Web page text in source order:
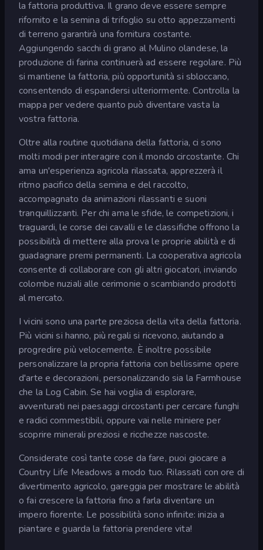
la fattoria produttiva. Il grano deve essere sempre
rifornito e la semina di trifoglio su otto appezzamenti
di terreno garantirà una fornitura costante.
Aggiungendo sacchi di grano al Mulino olandese, la
produzione di farina continuerà ad essere regolare. Più
si mantiene la fattoria, più opportunità si sbloccano,
consentendo di espandersi ulteriormente. Controlla la
mappa per vedere quanto può diventare vasta la
vostra fattoria.
Oltre alla routine quotidiana della fattoria, ci sono
molti modi per interagire con il mondo circostante. Chi
ama un'esperienza agricola rilassata, apprezzerà il
ritmo pacifico della semina e del raccolto,
accompagnato da animazioni rilassanti e suoni
tranquillizzanti. Per chi ama le sfide, le competizioni, i
traguardi, le corse dei cavalli e le classifiche offrono la
possibilità di mettere alla prova le proprie abilità e di
guadagnare premi permanenti. La cooperativa agricola
consente di collaborare con gli altri giocatori, inviando
colombe nuziali alle cerimonie o scambiando prodotti
al mercato.
I vicini sono una parte preziosa della vita della fattoria.
Più vicini si hanno, più regali si ricevono, aiutando a
progredire più velocemente. È inoltre possibile
personalizzare la propria fattoria con bellissime opere
d'arte e decorazioni, personalizzando sia la Farmhouse
che la Log Cabin. Se hai voglia di esplorare,
avventurati nei paesaggi circostanti per cercare funghi
e radici commestibili, oppure vai nelle miniere per
scoprire minerali preziosi e ricchezze nascoste.
Considerate così tante cose da fare, puoi giocare a
Country Life Meadows a modo tuo. Rilassati con ore di
divertimento agricolo, gareggia per mostrare le abilità
o fai crescere la fattoria fino a farla diventare un
impero fiorente. Le possibilità sono infinite: inizia a
piantare e guarda la fattoria prendere vita!